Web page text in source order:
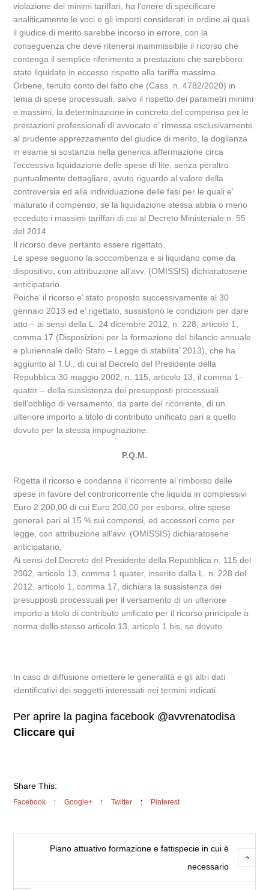
violazione dei minimi tariffari, ha l’onere di specificare
analiticamente le voci e gli importi considerati in ordine ai quali
il giudice di merito sarebbe incorso in errore, con la
conseguenza che deve ritenersi inammissibile il ricorso che
contenga il semplice riferimento a prestazioni che sarebbero
state liquidate in eccesso rispetto alla tariffa massima.
Orbene, tenuto conto del fatto che (Cass. n. 4782/2020) in
tema di spese processuali, salvo il rispetto dei parametri minimi
e massimi, la determinazione in concreto del compenso per le
prestazioni professionali di avvocato e’ rimessa esclusivamente
al prudente apprezzamento del giudice di merito, la doglianza
in esame si sostanzia nella generica affermazione circa
l’eccessiva liquidazione delle spese di lite, senza peraltro
puntualmente dettagliare, avuto riguardo al valore della
controversia ed alla individuazione delle fasi per le quali e’
maturato il compenso, se la liquidazione stessa abbia o meno
ecceduto i massimi tariffari di cui al Decreto Ministeriale n. 55
del 2014.
Il ricorso deve pertanto essere rigettato.
Le spese seguono la soccombenza e si liquidano come da
dispositivo, con attribuzione all’avv. (OMISSIS) dichiaratosene
anticipatario.
Poiche’ il ricorso e’ stato proposto successivamente al 30
gennaio 2013 ed e’ rigettato, sussistono le condizioni per dare
atto – ai sensi della L. 24 dicembre 2012, n. 228, articolo 1,
comma 17 (Disposizioni per la formazione del bilancio annuale
e pluriennale dello Stato – Legge di stabilita’ 2013), che ha
aggiunto al T.U., di cui al Decreto del Presidente della
Repubblica 30 maggio 2002, n. 115, articolo 13, il comma 1-
quater – della sussistenza dei presupposti processuali
dell’obbligo di versamento, da parte del ricorrente, di un
ulteriore importo a titolo di contributo unificato pari a quello
dovuto per la stessa impugnazione.
P.Q.M.
Rigetta il ricorso e condanna il ricorrente al rimborso delle
spese in favore del controricorrente che liquida in complessivi
Euro 2.200,00 di cui Euro 200,00 per esborsi, oltre spese
generali pari al 15 % sui compensi, ed accessori come per
legge, con attribuzione all’avv. (OMISSIS) dichiaratosene
anticipatario;
Ai sensi del Decreto del Presidente della Repubblica n. 115 del
2002, articolo 13, comma 1 quater, inserito dalla L. n. 228 del
2012, articolo 1, comma 17, dichiara la sussistenza dei
presupposti processuali per il versamento di un ulteriore
importo a titolo di contributo unificato per il ricorso principale a
norma dello stesso articolo 13, articolo 1 bis, se dovuto.
In caso di diffusione omettere le generalità e gli altri dati
identificativi dei soggetti interessati nei termini indicati.
Per aprire la pagina facebook @avvrenatodisa
Cliccare qui
Share This:
Facebook Google+ Twitter Pinterest
Piano attuativo formazione e fattispecie in cui è
necessario